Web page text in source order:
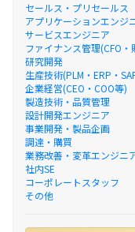
セールス・プリセールス
アプリケーションエンジ
サービスエンジニア
ファイナンス管理(CFO・
研究開発
生産技術(PLM・ERP・
企業経営(CEO・COO等)
製造技術・品質管理
設計開発エンジニア
事業開発・製品企画
調達・購買
業務改善・変革エンジニ
社内SE
コーポレートスタッフ
その他